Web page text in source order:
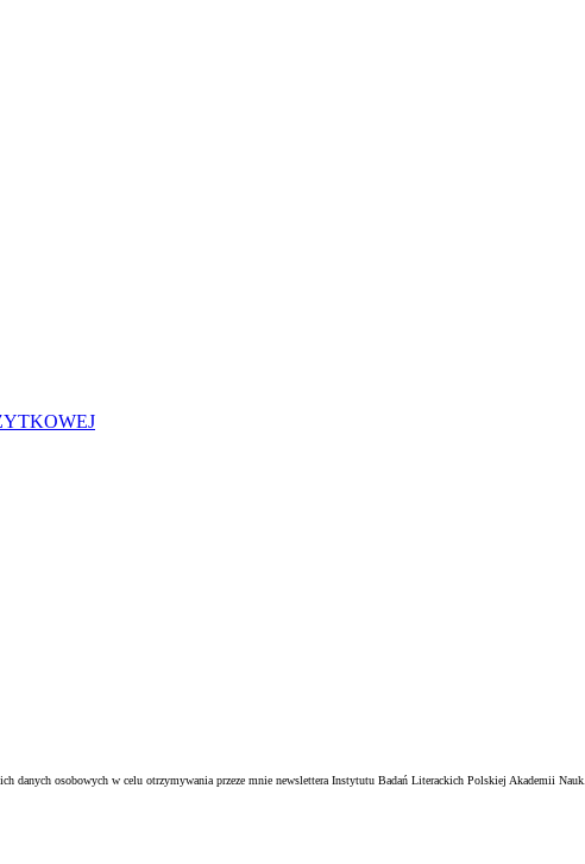
danych osobowych w celu otrzymywania przeze mnie newslettera Instytutu Badań Literackich Polskiej Akademii Nauk.